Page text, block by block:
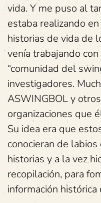
vida. Y me puso al
estaba realizando
historias de vida de
venía trabajando
“comunidad del
investigadores.
ASWINGBOL y
organizaciones que
Su idea era que
conocieran de
historias y a la vez
recopilación, para
información